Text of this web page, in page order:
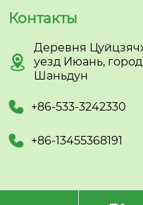
Контакты

Деревня
уезд Июань,
Шаньдун
 +86-533-3242330
 +86-13455368191